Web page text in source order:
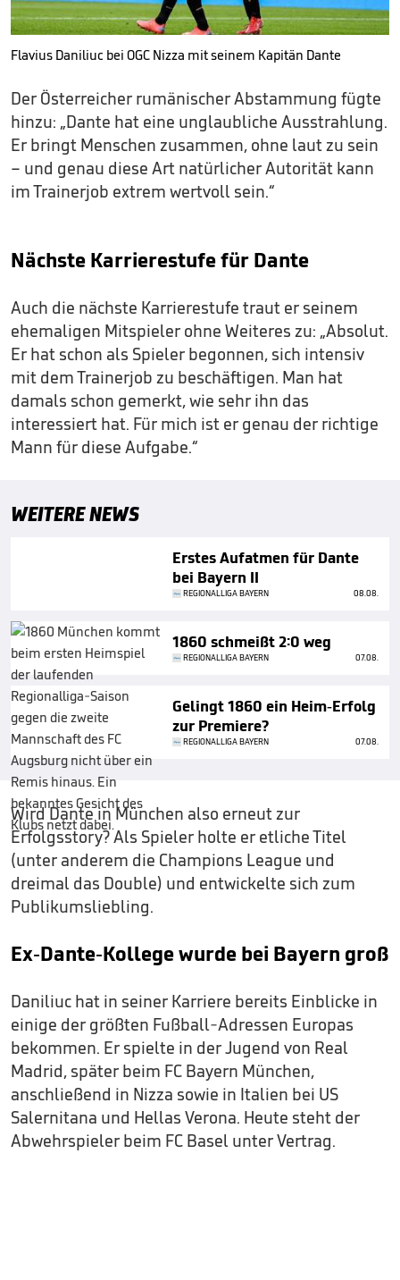
Flavius Daniliuc bei OGC Nizza mit seinem Kapitän Dante
Der Österreicher rumänischer Abstammung fügte
hinzu: „Dante hat eine unglaubliche Ausstrahlung.
Er bringt Menschen zusammen, ohne laut zu sein
– und genau diese Art natürlicher Autorität kann
im Trainerjob extrem wertvoll sein.“
Nächste Karrierestufe für Dante
Auch die nächste Karrierestufe traut er seinem
ehemaligen Mitspieler ohne Weiteres zu: „Absolut.
Er hat schon als Spieler begonnen, sich intensiv
mit dem Trainerjob zu beschäftigen. Man hat
damals schon gemerkt, wie sehr ihn das
interessiert hat. Für mich ist er genau der richtige
Mann für diese Aufgabe.“
WEITERE NEWS
Erstes Aufatmen für Dante
bei Bayern II
REGIONALLIGA BAYERN 08.08.
1860 schmeißt 2:0 weg
REGIONALLIGA BAYERN 07.08.
Gelingt 1860 ein Heim-Erfolg
zur Premiere?
REGIONALLIGA BAYERN 07.08.
Wird Dante in München also erneut zur
Erfolgsstory? Als Spieler holte er etliche Titel
(unter anderem die Champions League und
dreimal das Double) und entwickelte sich zum
Publikumsliebling.
Ex-Dante-Kollege wurde bei Bayern groß
Daniliuc hat in seiner Karriere bereits Einblicke in
einige der größten Fußball-Adressen Europas
bekommen. Er spielte in der Jugend von Real
Madrid, später beim FC Bayern München,
anschließend in Nizza sowie in Italien bei US
Salernitana und Hellas Verona. Heute steht der
Abwehrspieler beim FC Basel unter Vertrag.